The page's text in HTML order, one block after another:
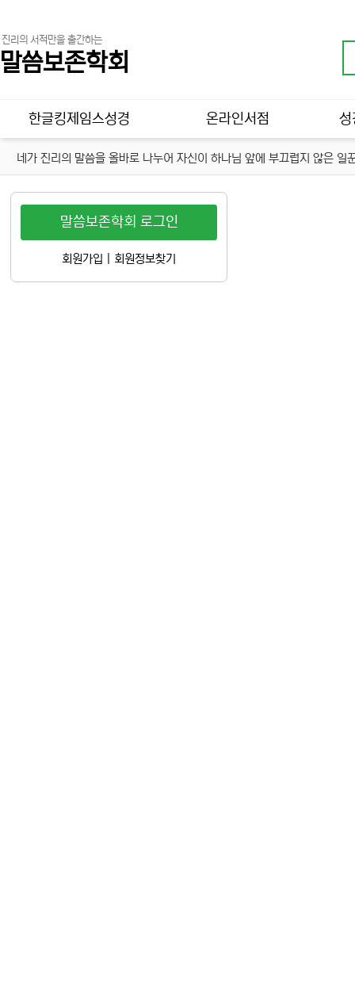
진리의 서적만을 출간하는
말씀보존학회
메인 메뉴
한글킹제임스성경 온라인서점 성
네가 진리의 말씀을 올바로 나누어 자신이 하나님 앞에 부끄럽지 않은
말씀보존학회 로그인
회원가입 회원정보찾기